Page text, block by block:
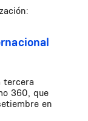
tercera
360, que
en